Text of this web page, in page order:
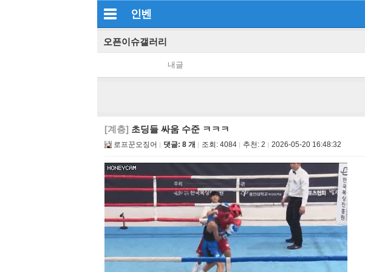
인벤
오픈이슈갤러리
내글
[계층] 초딩들 싸움 수준 ㅋㅋㅋ
로프꾼오징어 댓글: 8 개 조회: 4084 추천: 2 2026-05-20 16:48:32